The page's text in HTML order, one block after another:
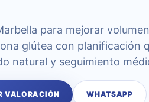
para mejorar
glútea con planificación
natural y seguimiento
VALORACIÓN WHATSAPP